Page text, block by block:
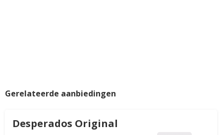
Gerelateerde aanbiedingen
Desperados Original